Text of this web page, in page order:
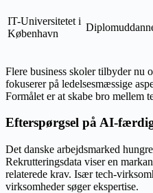
IT-Universitetet i
København
Flere business skoler tilbyder nu
fokuserer på ledelsesmæssige
Formålet er at skabe bro mellem
Efterspørgsel på AI-
Det danske arbejdsmarked
Rekrutteringsdata viser en
relaterede krav. Især tech-
virksomheder søger ekspertise.